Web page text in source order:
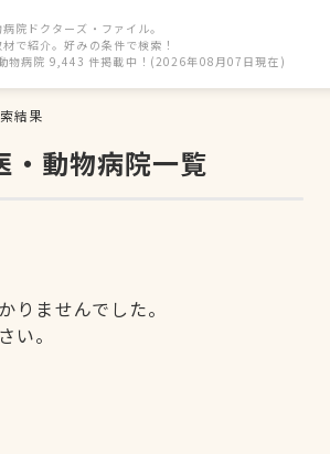
院ドクターズ・ファイル。
で紹介。好みの条件で検索！
物病院 9,443 件掲載中！(2026年08月07日現在)
結果
・動物病院一覧
ませんでした。
い。